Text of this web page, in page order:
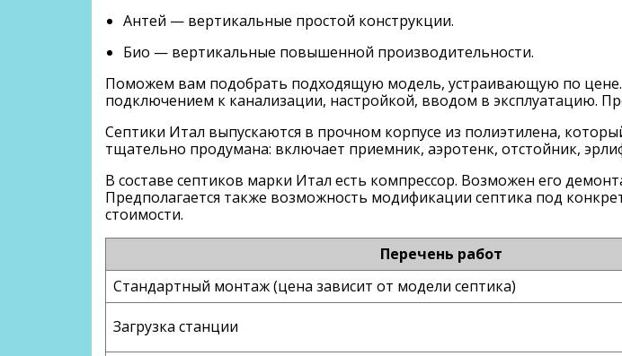
Антей — вертикальные простой конструкции.
Био — вертикальные повышенной производительности.
Поможем вам подобрать подходящую модель, устраивающую по
подключением к канализации, настройкой, вводом в эксплуатацию.
Септики Итал выпускаются в прочном корпусе из полиэтилена,
тщательно продумана: включает приемник, аэротенк, отстойник,
В составе септиков марки Итал есть компрессор. Возможен его
Предполагается также возможность модификации септика под
стоимости.
Перечень работ
Стандартный монтаж (цена зависит от модели септика)
Загрузка станции